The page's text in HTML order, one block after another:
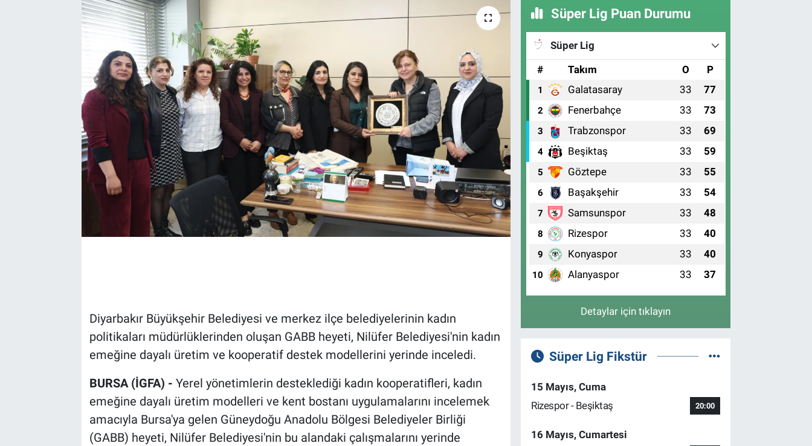
Diyarbakır Büyükşehir Belediyesi ve merkez ilçe belediyelerinin kadın
politikaları müdürlüklerinden oluşan GABB heyeti, Nilüfer Belediyesi'nin kadın
emeğine dayalı üretim ve kooperatif destek modellerini yerinde inceledi.
BURSA (İGFA) - Yerel yönetimlerin desteklediği kadın kooperatifleri, kadın
emeğine dayalı üretim modelleri ve kent bostanı uygulamalarını incelemek
amacıyla Bursa'ya gelen Güneydoğu Anadolu Bölgesi Belediyeler Birliği
(GABB) heyeti, Nilüfer Belediyesi'nin bu alandaki çalışmalarını yerinde
Süper Lig Puan Durumu
Süper Lig
#
Takım O P
1 Galatasaray 33 77
2 Fenerbahçe 33 73
3 Trabzonspor 33 69
4 Beşiktaş 33 59
5 Göztepe 33 55
6 Başakşehir 33 54
7 Samsunspor 33 48
8 Rizespor 33 40
9 Konyaspor 33 40
10 Alanyaspor 33 37
Detaylar için tıklayın
Süper Lig Fikstür
15 Mayıs, Cuma
Rizespor - Beşiktaş
20:00
16 Mayıs, Cumartesi